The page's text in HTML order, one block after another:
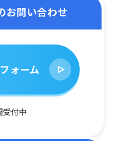
お問い合わせ
ォーム
受付中